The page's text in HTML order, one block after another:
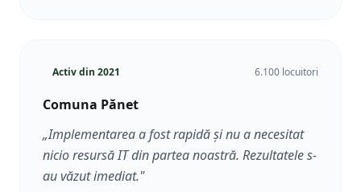
Activ din 2021 6.100 locuitori
Comuna Pănet
„Implementarea a fost rapidă și nu a necesitat
nicio resursă IT din partea noastră. Rezultatele s-
au văzut imediat."